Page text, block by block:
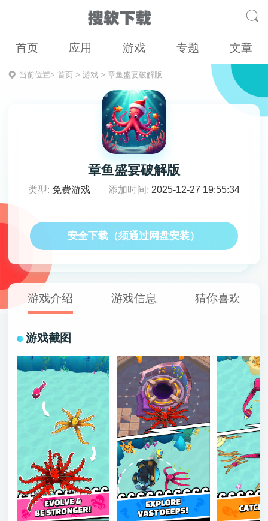
首页 应用 游戏 专题 文章
当前位置> 首页> 游戏> 章鱼盛宴破解版
章鱼盛宴破解版
类型: 免费游戏 添加时间: 2025-12-27 19:55:34
安全下载（须通过网盘安装）
游戏介绍 游戏信息 猜你喜欢
游戏截图